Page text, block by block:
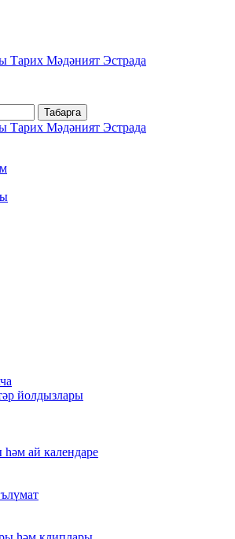
Тарих Мәдәният Эстрада
Табарга
Тарих Мәдәният Эстрада
йолдызлары
ай календаре